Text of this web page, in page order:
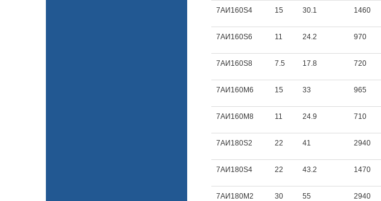
7АИ160S4 15 30.1 1460
7АИ160S6 11 24.2 970
7АИ160S8 7.5 17.8 720
7АИ160М6 15 33 965
7АИ160М8 11 24.9 710
7АИ180S2 22 41 2940
7АИ180S4 22 43.2 1470
7АИ180М2 30 55 2940